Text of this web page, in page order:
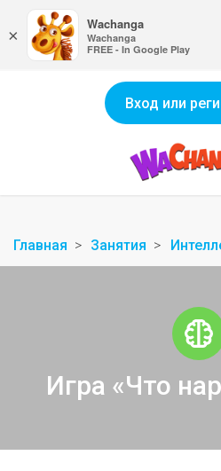
Вход или
Главная Занятия
Игра «Что
×
Wachanga
Wachanga
FREE - In Google Play